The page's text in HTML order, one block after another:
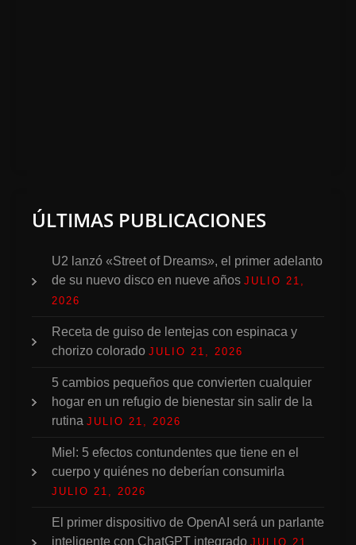
ÚLTIMAS PUBLICACIONES
U2 lanzó «Street of Dreams», el primer adelanto
de su nuevo disco en nueve años JULIO 21,
2026
Receta de guiso de lentejas con espinaca y
chorizo colorado JULIO 21, 2026
5 cambios pequeños que convierten cualquier
hogar en un refugio de bienestar sin salir de la
rutina JULIO 21, 2026
Miel: 5 efectos contundentes que tiene en el
cuerpo y quiénes no deberían consumirla
JULIO 21, 2026
El primer dispositivo de OpenAI será un parlante
inteligente con ChatGPT integrado JULIO 21,